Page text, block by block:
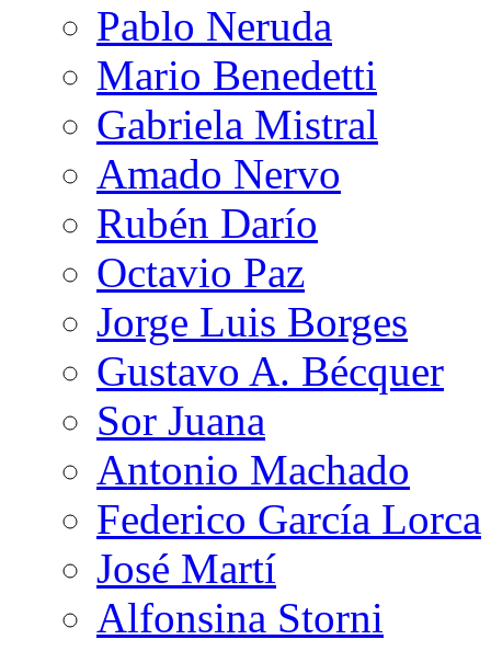
Pablo Neruda
Mario Benedetti
Gabriela Mistral
Amado Nervo
Rubén Darío
Octavio Paz
Jorge Luis Borges
Gustavo A. Bécquer
Sor Juana
Antonio Machado
Federico García Lorca
José Martí
Alfonsina Storni